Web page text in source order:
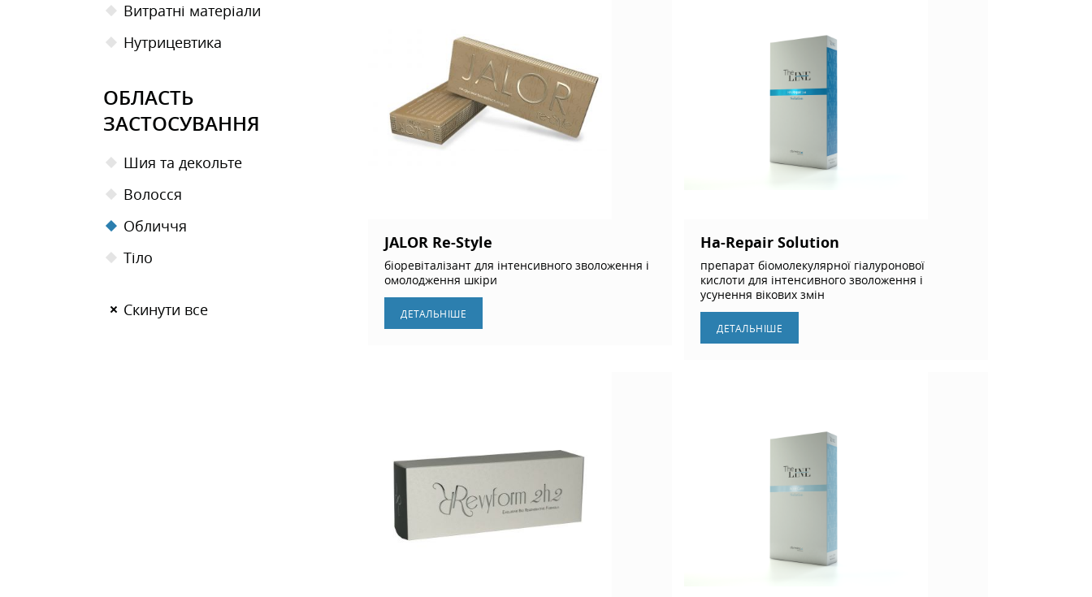
Витратні матеріали
Нутрицевтика
ОБЛАСТЬ
ЗАСТОСУВАННЯ
Шия та декольте
Волосся
Обличчя
Тіло
Скинути все
JALOR Re-Style
біоревіталізант для інтенсивного зволоження і
омолодження шкіри
ДЕТАЛЬНIШЕ
Ha-Repair Solution
препарат біомолекулярної гіалуронової
кислоти для інтенсивного зволоження і
усунення вікових змін
ДЕТАЛЬНIШЕ